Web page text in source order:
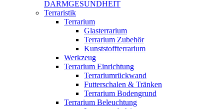
DARMGESUNDHEIT
Terraristik
Terrarium
Glasterrarium
Terrarium Zubehör
Kunststoffterrarium
Werkzeug
Terrarium Einrichtung
Terrariumrückwand
Futterschalen & Tränken
Terrarium Bodengrund
Terrarium Beleuchtung